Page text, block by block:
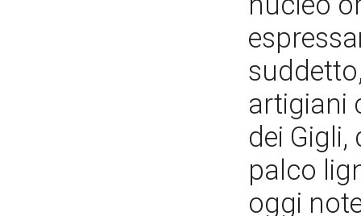
artigiani
dei Gigli,
palco
oggi